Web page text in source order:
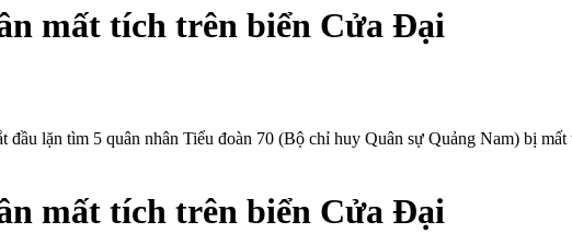
mất tích trên biển Cửa Đại
lặn tìm 5 quân nhân Tiểu đoàn 70 (Bộ chỉ huy Quân sự Quảng Nam) bị
mất tích trên biển Cửa Đại